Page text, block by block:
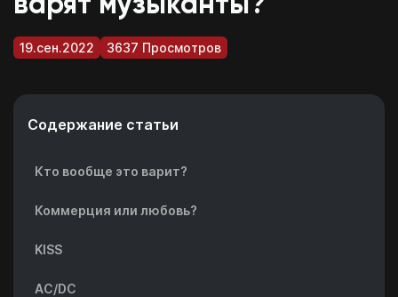
19.сен.2022 3637 Просмотров
Содержание статьи
Кто вообще это варит?
Коммерция или любовь?
KISS
AC/DC